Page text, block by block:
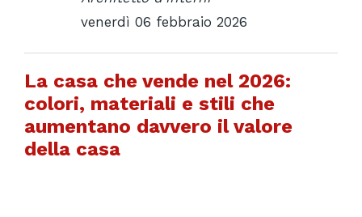
venerdì 06 febbraio 2026
La casa che vende nel 2026:
colori, materiali e stili che
aumentano davvero il valore
della casa